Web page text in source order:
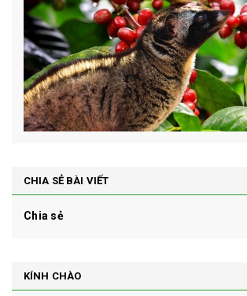
CHIA SẺ BÀI VIẾT
Chia sẻ
KÍNH CHÀO